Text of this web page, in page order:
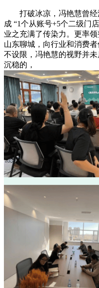
打破冰凉，冯艳慧曾经
成 “1个从账号+5个二级门
业之充满了传染力。更率
山东聊城，向行业和消费
不设限，冯艳慧的视野并
沉稳的，